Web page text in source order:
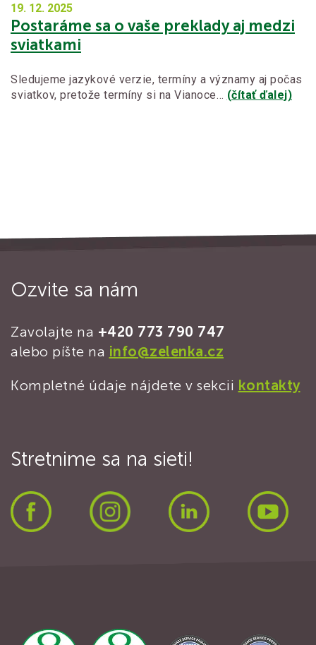
19. 12. 2025
Postaráme sa o vaše preklady aj medzi
sviatkami
Sledujeme jazykové verzie, termíny a významy aj počas
sviatkov, pretože termíny si na Vianoce… (čítať ďalej)
Ozvite sa nám
Zavolajte na +420 773 790 747
alebo píšte na info@zelenka.cz
Kompletné údaje nájdete v sekcii kontakty
Stretnime sa na sieti!